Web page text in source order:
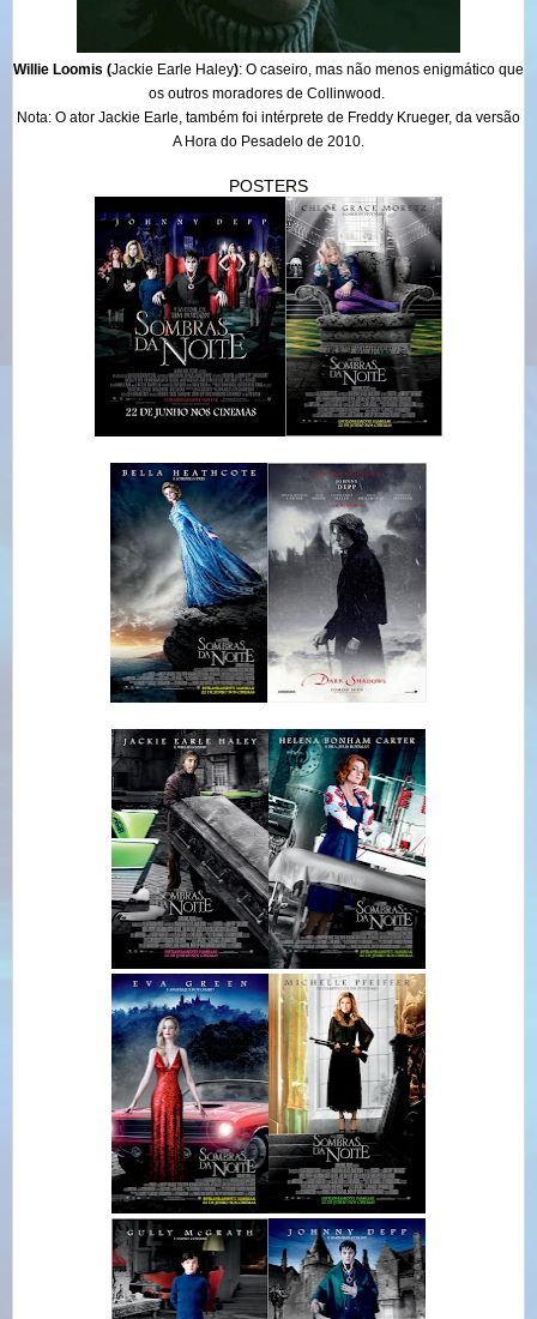
Willie Loomis (Jackie Earle Haley): O caseiro, mas não menos enigmático que
os outros moradores de Collinwood.
Nota: O ator Jackie Earle, também foi intérprete de Freddy Krueger, da versão
A Hora do Pesadelo de 2010.
POSTERS